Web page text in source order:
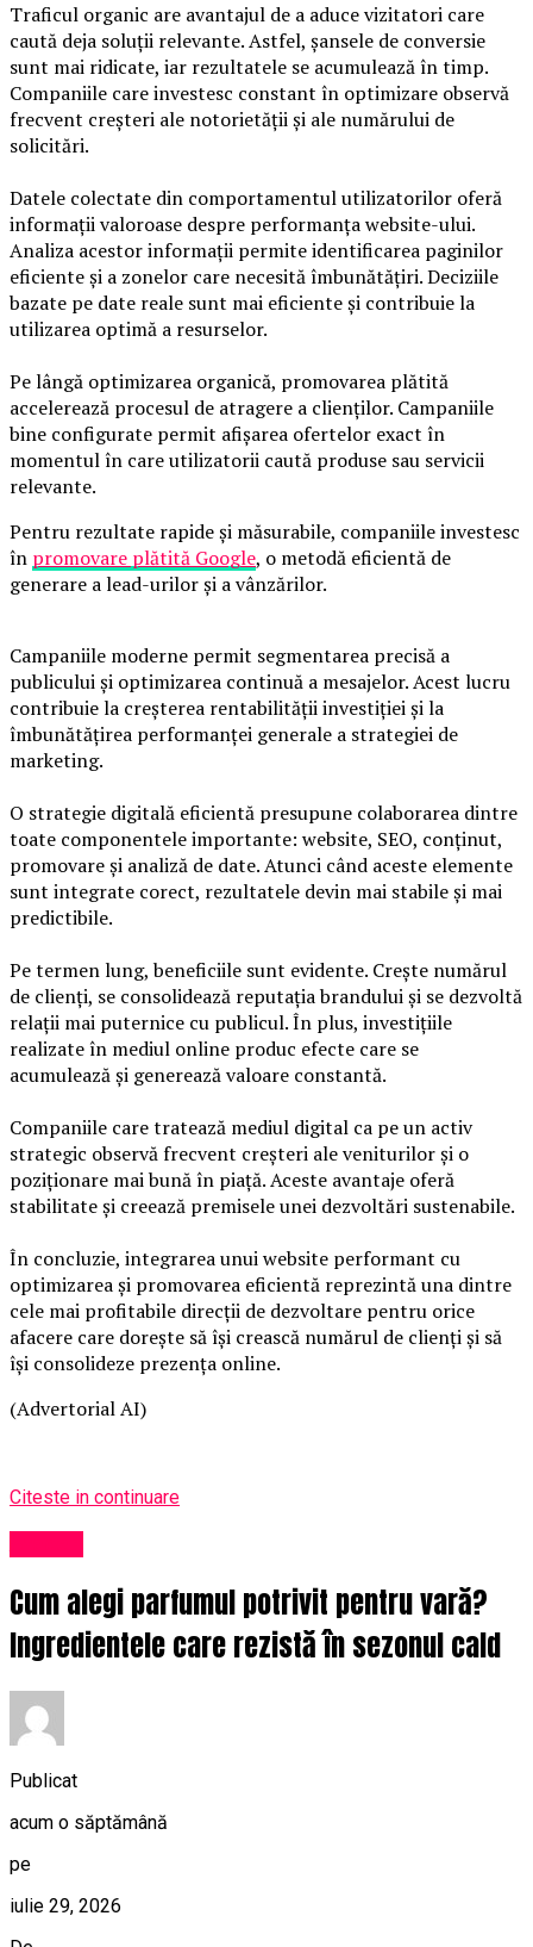
Traficul organic are avantajul de a aduce vizitatori care
caută deja soluții relevante. Astfel, șansele de conversie
sunt mai ridicate, iar rezultatele se acumulează în timp.
Companiile care investesc constant în optimizare observă
frecvent creșteri ale notorietății și ale numărului de
solicitări.
Datele colectate din comportamentul utilizatorilor oferă
informații valoroase despre performanța website-ului.
Analiza acestor informații permite identificarea paginilor
eficiente și a zonelor care necesită îmbunătățiri. Deciziile
bazate pe date reale sunt mai eficiente și contribuie la
utilizarea optimă a resurselor.
Pe lângă optimizarea organică, promovarea plătită
accelerează procesul de atragere a clienților. Campaniile
bine configurate permit afișarea ofertelor exact în
momentul în care utilizatorii caută produse sau servicii
relevante.
Pentru rezultate rapide și măsurabile, companiile investesc
în promovare plătită Google, o metodă eficientă de
generare a lead-urilor și a vânzărilor.
Campaniile moderne permit segmentarea precisă a
publicului și optimizarea continuă a mesajelor. Acest lucru
contribuie la creșterea rentabilității investiției și la
îmbunătățirea performanței generale a strategiei de
marketing.
O strategie digitală eficientă presupune colaborarea dintre
toate componentele importante: website, SEO, conținut,
promovare și analiză de date. Atunci când aceste elemente
sunt integrate corect, rezultatele devin mai stabile și mai
predictibile.
Pe termen lung, beneficiile sunt evidente. Crește numărul
de clienți, se consolidează reputația brandului și se dezvoltă
relații mai puternice cu publicul. În plus, investițiile
realizate în mediul online produc efecte care se
acumulează și generează valoare constantă.
Companiile care tratează mediul digital ca pe un activ
strategic observă frecvent creșteri ale veniturilor și o
poziționare mai bună în piață. Aceste avantaje oferă
stabilitate și creează premisele unei dezvoltări sustenabile.
În concluzie, integrarea unui website performant cu
optimizarea și promovarea eficientă reprezintă una dintre
cele mai profitabile direcții de dezvoltare pentru orice
afacere care dorește să își crească numărul de clienți și să
își consolideze prezența online.
(Advertorial AI)
Citeste in continuare
Cum alegi parfumul potrivit pentru vară?
Ingredientele care rezistă în sezonul cald
Publicat
acum o săptămână
pe
iulie 29, 2026